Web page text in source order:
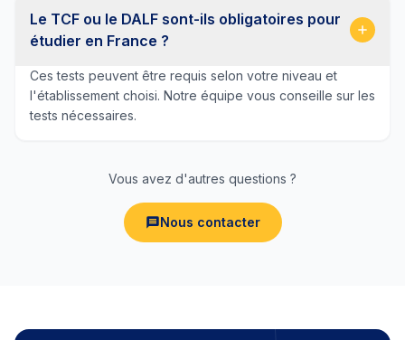
Le TCF ou le DALF sont-ils obligatoires pour
étudier en France ?
Ces tests peuvent être requis selon votre niveau et
l'établissement choisi. Notre équipe vous conseille sur les
tests nécessaires.
Vous avez d'autres questions ?
Nous contacter